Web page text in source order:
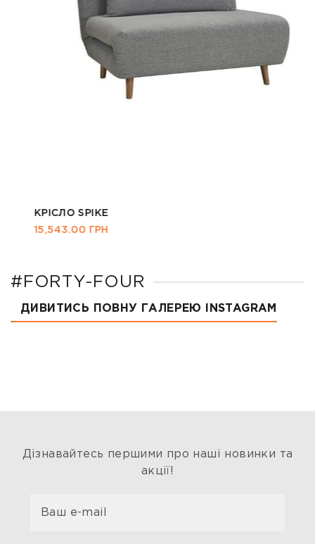
КРІСЛО SPIKE
15,543.00ГРН
#FORTY-FOUR
ДИВИТИСЬ ПОВНУ ГАЛЕРЕЮ INSTAGRAM
Дізнавайтесь першими про наші новинки та
акції!